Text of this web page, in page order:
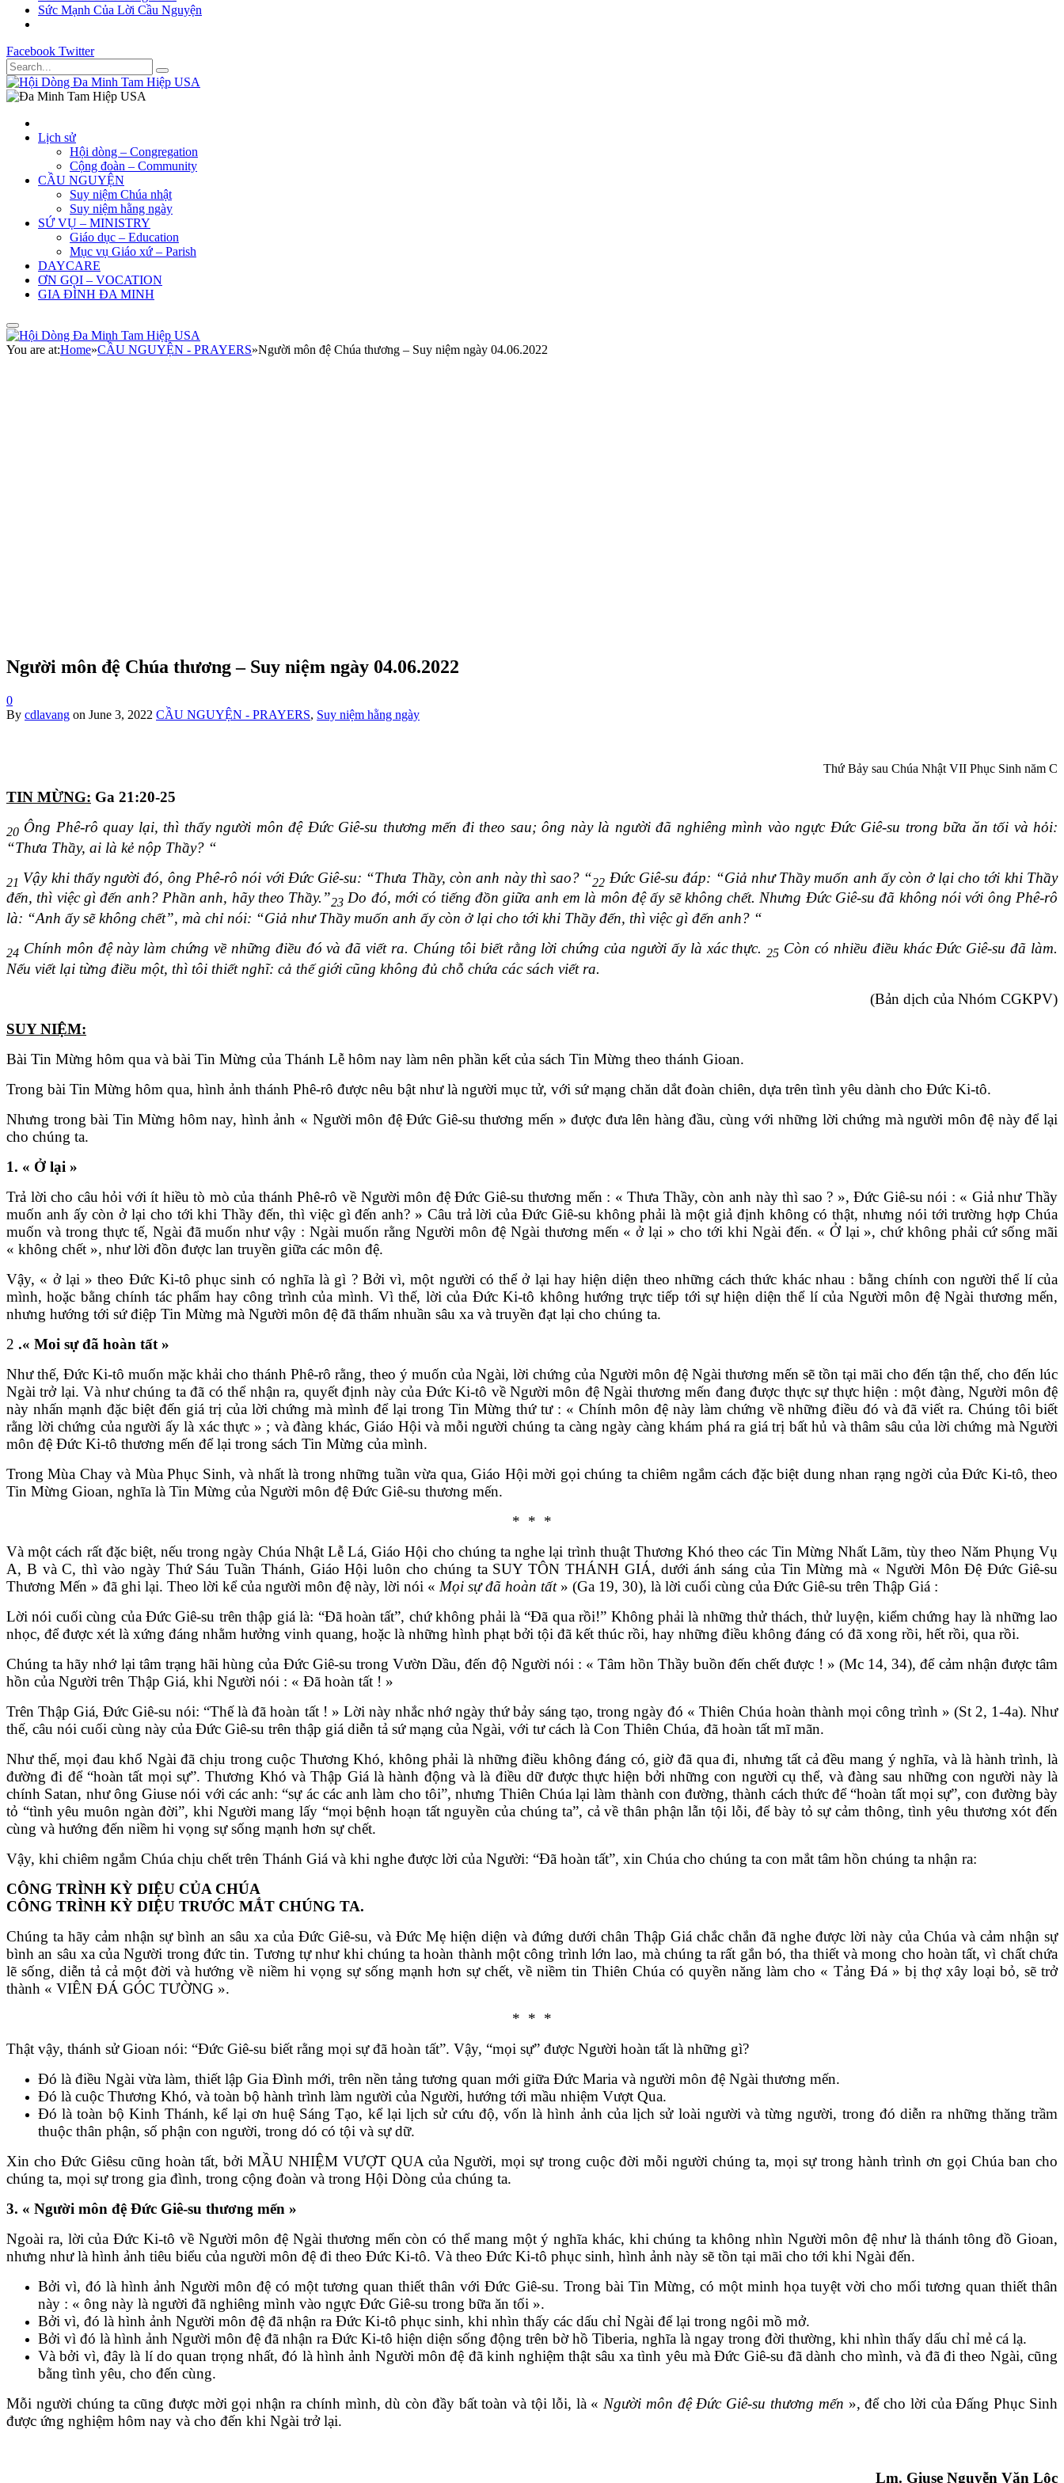
Sức Mạnh Của Lời Cầu Nguyện
Facebook Twitter
Lịch sử
Hội dòng – Congregation
Cộng đoàn – Community
CẦU NGUYỆN
Suy niệm Chúa nhật
Suy niệm hằng ngày
SỨ VỤ – MINISTRY
Giáo dục – Education
Mục vụ Giáo xứ – Parish
DAYCARE
ƠN GỌI – VOCATION
GIA ĐÌNH ĐA MINH
You are at:Home»CẦU NGUYỆN - PRAYERS»Người môn đệ Chúa thương – Suy niệm ngày 04.06.2022
Người môn đệ Chúa thương – Suy niệm ngày 04.06.2022
0
By cdlavang on June 3, 2022 CẦU NGUYỆN - PRAYERS, Suy niệm hằng ngày
Thứ Bảy sau Chúa Nhật VII Phục Sinh năm C
TIN MỪNG: Ga 21:20-25
20 Ông Phê-rô quay lại, thì thấy người môn đệ Đức Giê-su thương mến đi theo sau; ông này là người đã nghiêng mình vào ngực Đức Giê-su trong bữa ăn tối và hỏi:
“Thưa Thầy, ai là kẻ nộp Thầy? “
21 Vậy khi thấy người đó, ông Phê-rô nói với Đức Giê-su: “Thưa Thầy, còn anh này thì sao? “22 Đức Giê-su đáp: “Giả như Thầy muốn anh ấy còn ở lại cho tới khi Thầy
đến, thì việc gì đến anh? Phần anh, hãy theo Thầy.”23 Do đó, mới có tiếng đồn giữa anh em là môn đệ ấy sẽ không chết. Nhưng Đức Giê-su đã không nói với ông Phê-rô
là: “Anh ấy sẽ không chết”, mà chỉ nói: “Giả như Thầy muốn anh ấy còn ở lại cho tới khi Thầy đến, thì việc gì đến anh? “
24 Chính môn đệ này làm chứng về những điều đó và đã viết ra. Chúng tôi biết rằng lời chứng của người ấy là xác thực. 25 Còn có nhiều điều khác Đức Giê-su đã làm.
Nếu viết lại từng điều một, thì tôi thiết nghĩ: cả thế giới cũng không đủ chỗ chứa các sách viết ra.
(Bản dịch của Nhóm CGKPV)
SUY NIỆM:
Bài Tin Mừng hôm qua và bài Tin Mừng của Thánh Lễ hôm nay làm nên phần kết của sách Tin Mừng theo thánh Gioan.
Trong bài Tin Mừng hôm qua, hình ảnh thánh Phê-rô được nêu bật như là người mục tử, với sứ mạng chăn dắt đoàn chiên, dựa trên tình yêu dành cho Đức Ki-tô.
Nhưng trong bài Tin Mừng hôm nay, hình ảnh « Người môn đệ Đức Giê-su thương mến » được đưa lên hàng đầu, cùng với những lời chứng mà người môn đệ này để lại
cho chúng ta.
1. « Ở lại »
Trả lời cho câu hỏi với ít hiều tò mò của thánh Phê-rô về Người môn đệ Đức Giê-su thương mến : « Thưa Thầy, còn anh này thì sao ? », Đức Giê-su nói : « Giả như Thầy
muốn anh ấy còn ở lại cho tới khi Thầy đến, thì việc gì đến anh? » Câu trả lời của Đức Giê-su không phải là một giả định không có thật, nhưng nói tới trường hợp Chúa
muốn và trong thực tế, Ngài đã muốn như vậy : Ngài muốn rằng Người môn đệ Ngài thương mến « ở lại » cho tới khi Ngài đến. « Ở lại », chứ không phải cứ sống mãi
« không chết », như lời đồn được lan truyền giữa các môn đệ.
Vậy, « ở lại » theo Đức Ki-tô phục sinh có nghĩa là gì ? Bởi vì, một người có thể ở lại hay hiện diện theo những cách thức khác nhau : bằng chính con người thể lí của
mình, hoặc bằng chính tác phẩm hay công trình của mình. Vì thế, lời của Đức Ki-tô không hướng trực tiếp tới sự hiện diện thể lí của Người môn đệ Ngài thương mến,
nhưng hướng tới sứ điệp Tin Mừng mà Người môn đệ đã thấm nhuần sâu xa và truyền đạt lại cho chúng ta.
2 .« Moi sự đã hoàn tất »
Như thế, Đức Ki-tô muốn mặc khải cho thánh Phê-rô rằng, theo ý muốn của Ngài, lời chứng của Người môn đệ Ngài thương mến sẽ tồn tại mãi cho đến tận thế, cho đến lúc
Ngài trở lại. Và như chúng ta đã có thể nhận ra, quyết định này của Đức Ki-tô về Người môn đệ Ngài thương mến đang được thực sự thực hiện : một đàng, Người môn đệ
này nhấn mạnh đặc biệt đến giá trị của lời chứng mà mình để lại trong Tin Mừng thứ tư : « Chính môn đệ này làm chứng về những điều đó và đã viết ra. Chúng tôi biết
rằng lời chứng của người ấy là xác thực » ; và đàng khác, Giáo Hội và mỗi người chúng ta càng ngày càng khám phá ra giá trị bất hủ và thâm sâu của lời chứng mà Người
môn đệ Đức Ki-tô thương mến để lại trong sách Tin Mừng của mình.
Trong Mùa Chay và Mùa Phục Sinh, và nhất là trong những tuần vừa qua, Giáo Hội mời gọi chúng ta chiêm ngắm cách đặc biệt dung nhan rạng ngời của Đức Ki-tô, theo
Tin Mừng Gioan, nghĩa là Tin Mừng của Người môn đệ Đức Giê-su thương mến.
* * *
Và một cách rất đặc biệt, nếu trong ngày Chúa Nhật Lễ Lá, Giáo Hội cho chúng ta nghe lại trình thuật Thương Khó theo các Tin Mừng Nhất Lãm, tùy theo Năm Phụng Vụ
A, B và C, thì vào ngày Thứ Sáu Tuần Thánh, Giáo Hội luôn cho chúng ta SUY TÔN THÁNH GIÁ, dưới ánh sáng của Tin Mừng mà « Người Môn Đệ Đức Giê-su
Thương Mến » đã ghi lại. Theo lời kể của người môn đệ này, lời nói « Mọi sự đã hoàn tất» (Ga 19, 30), là lời cuối cùng của Đức Giê-su trên Thập Giá :
Lời nói cuối cùng của Đức Giê-su trên thập giá là: “Đã hoàn tất”, chứ không phải là “Đã qua rồi!” Không phải là những thử thách, thử luyện, kiểm chứng hay là những lao
nhọc, để được xét là xứng đáng nhằm hưởng vinh quang, hoặc là những hình phạt bởi tội đã kết thúc rồi, hay những điều không đáng có đã xong rồi, hết rồi, qua rồi.
Chúng ta hãy nhớ lại tâm trạng hãi hùng của Đức Giê-su trong Vườn Dầu, đến độ Người nói : « Tâm hồn Thầy buồn đến chết được ! » (Mc 14, 34), để cảm nhận được tâm
hồn của Người trên Thập Giá, khi Người nói : « Đã hoàn tất ! »
Trên Thập Giá, Đức Giê-su nói: “Thế là đã hoàn tất ! » Lời này nhắc nhớ ngày thứ bảy sáng tạo, trong ngày đó « Thiên Chúa hoàn thành mọi công trình » (St 2, 1-4a). Như
thế, câu nói cuối cùng này của Đức Giê-su trên thập giá diễn tả sứ mạng của Ngài, với tư cách là Con Thiên Chúa, đã hoàn tất mĩ mãn.
Như thế, mọi đau khổ Ngài đã chịu trong cuộc Thương Khó, không phải là những điều không đáng có, giờ đã qua đi, nhưng tất cả đều mang ý nghĩa, và là hành trình, là
đường đi để “hoàn tất mọi sự”. Thương Khó và Thập Giá là hành động và là điều dữ được thực hiện bởi những con người cụ thể, và đàng sau những con người này là
chính Satan, như ông Giuse nói với các anh: “sự ác các anh làm cho tôi”, nhưng Thiên Chúa lại làm thành con đường, thành cách thức để “hoàn tất mọi sự”, con đường bày
tỏ “tình yêu muôn ngàn đời”, khi Người mang lấy “mọi bệnh hoạn tất nguyền của chúng ta”, cả về thân phận lẫn tội lỗi, để bày tỏ sự cảm thông, tình yêu thương xót đến
cùng và hướng đến niềm hi vọng sự sống mạnh hơn sự chết.
Vậy, khi chiêm ngắm Chúa chịu chết trên Thánh Giá và khi nghe được lời của Người: “Đã hoàn tất”, xin Chúa cho chúng ta con mắt tâm hồn chúng ta nhận ra:
CÔNG TRÌNH KỲ DIỆU CỦA CHÚA
CÔNG TRÌNH KỲ DIỆU TRƯỚC MẮT CHÚNG TA.
Chúng ta hãy cảm nhận sự bình an sâu xa của Đức Giê-su, và Đức Mẹ hiện diện và đứng dưới chân Thập Giá chắc chắn đã nghe được lời này của Chúa và cảm nhận sự
bình an sâu xa của Người trong đức tin. Tương tự như khi chúng ta hoàn thành một công trình lớn lao, mà chúng ta rất gắn bó, tha thiết và mong cho hoàn tất, vì chất chứa
lẽ sống, diễn tả cả một đời và hướng về niềm hi vọng sự sống mạnh hơn sự chết, về niềm tin Thiên Chúa có quyền năng làm cho « Tảng Đá » bị thợ xây loại bỏ, sẽ trở
thành « VIÊN ĐÁ GÓC TƯỜNG ».
* * *
Thật vậy, thánh sử Gioan nói: “Đức Giê-su biết rằng mọi sự đã hoàn tất”. Vậy, “mọi sự” được Người hoàn tất là những gì?
Đó là điều Ngài vừa làm, thiết lập Gia Đình mới, trên nền tảng tương quan mới giữa Đức Maria và người môn đệ Ngài thương mến.
Đó là cuộc Thương Khó, và toàn bộ hành trình làm người của Người, hướng tới mầu nhiệm Vượt Qua.
Đó là toàn bộ Kinh Thánh, kể lại ơn huệ Sáng Tạo, kể lại lịch sử cứu độ, vốn là hình ảnh của lịch sử loài người và từng người, trong đó diễn ra những thăng trầm
thuộc thân phận, số phận con người, trong dó có tội và sự dữ.
Xin cho Đức Giêsu cũng hoàn tất, bởi MẦU NHIỆM VƯỢT QUA của Người, mọi sự trong cuộc đời mỗi người chúng ta, mọi sự trong hành trình ơn gọi Chúa ban cho
chúng ta, mọi sự trong gia đình, trong cộng đoàn và trong Hội Dòng của chúng ta.
3. « Người môn đệ Đức Giê-su thương mến »
Ngoài ra, lời của Đức Ki-tô về Người môn đệ Ngài thương mến còn có thể mang một ý nghĩa khác, khi chúng ta không nhìn Người môn đệ như là thánh tông đồ Gioan,
nhưng như là hình ảnh tiêu biểu của người môn đệ đi theo Đức Ki-tô. Và theo Đức Ki-tô phục sinh, hình ảnh này sẽ tồn tại mãi cho tới khi Ngài đến.
Bởi vì, đó là hình ảnh Người môn đệ có một tương quan thiết thân với Đức Giê-su. Trong bài Tin Mừng, có một minh họa tuyệt vời cho mối tương quan thiết thân
này : « ông này là người đã nghiêng mình vào ngực Đức Giê-su trong bữa ăn tối ».
Bởi vì, đó là hình ảnh Người môn đệ đã nhận ra Đức Ki-tô phục sinh, khi nhìn thấy các dấu chỉ Ngài để lại trong ngôi mồ mở.
Bởi vì đó là hình ảnh Người môn đệ đã nhận ra Đức Ki-tô hiện diện sống động trên bờ hồ Tiberia, nghĩa là ngay trong đời thường, khi nhìn thấy dấu chỉ mẻ cá lạ.
Và bởi vì, đây là lí do quan trọng nhất, đó là hình ảnh Người môn đệ đã kinh nghiệm thật sâu xa tình yêu mà Đức Giê-su đã dành cho mình, và đã đi theo Ngài, cũng
bằng tình yêu, cho đến cùng.
Mỗi người chúng ta cũng được mời gọi nhận ra chính mình, dù còn đầy bất toàn và tội lỗi, là « Người môn đệ Đức Giê-su thương mến », để cho lời của Đấng Phục Sinh
được ứng nghiệm hôm nay và cho đến khi Ngài trở lại.
Lm. Giuse Nguyễn Văn Lộc